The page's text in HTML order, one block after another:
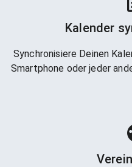
Kalender
Synchronisiere Deinen
Smartphone oder jeder